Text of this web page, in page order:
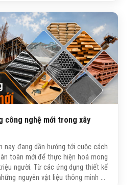
rõ các điều kiện cần đáp ứng và
trước khi xây dựng.
công nghệ mới trong xây
nay đang dần hướng tới cuộc cách
toàn mới để thực hiện hoá mong
người. Từ các ứng dụng thiết kế
nguyên vật liệu thông minh sẽ